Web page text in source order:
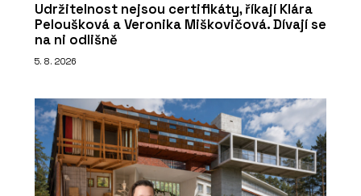
Udržitelnost nejsou certifikáty, říkají Klára
Peloušková a Veronika Miškovičová. Dívají se
na ni odlišně
5. 8. 2026